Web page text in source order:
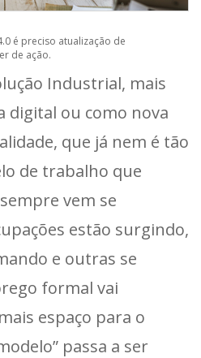
é preciso atualização de
de ação.
Industrial, mais
digital ou como nova
que já nem é tão
de trabalho que
vem se
estão surgindo,
e outras se
formal vai
espaço para o
passa a ser